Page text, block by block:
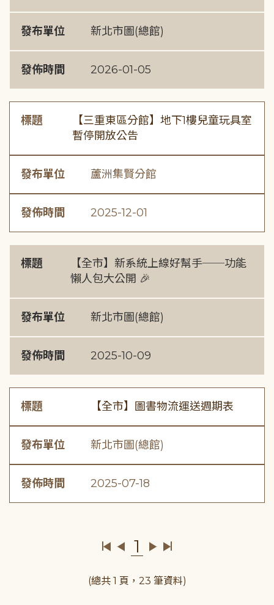
發布單位 新北市圖(總館)
發佈時間 2026-01-05
標題
【三重東區分館】地下1樓兒童玩具室
暫停開放公告
發布單位 蘆洲集賢分館
發佈時間 2025-12-01
標題
【全市】新系統上線好幫手──功能
懶人包大公開 🎉
發布單位 新北市圖(總館)
發佈時間 2025-10-09
標題 【全市】圖書物流運送週期表
發布單位 新北市圖(總館)
發佈時間 2025-07-18
1
(總共 1 頁，23 筆資料)